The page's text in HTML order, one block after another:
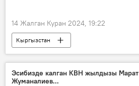
14 Жалган Куран 2024, 19:22
Кыргызстан
"Сосновка" транспорттук көзөмөл пункту
Өтмөк ашуусу
Эсибизде калган КВН жылдызы Марат
Жуманалиев...